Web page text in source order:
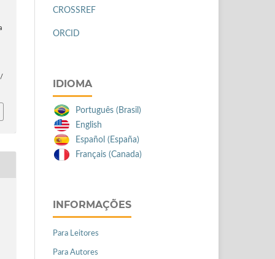
CROSSREF
ORCID
IDIOMA
Português (Brasil)
English
Español (España)
Français (Canada)
INFORMAÇÕES
Para Leitores
Para Autores